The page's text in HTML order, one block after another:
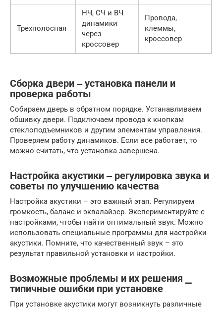
Трехполосная
НЧ, СЧ и ВЧ
динамики
через
кроссовер
Провода,
клеммы,
кроссовер
Сборка двери ‒ установка панели и
проверка работы
Собираем дверь в обратном порядке. Устанавливаем
обшивку двери. Подключаем провода к кнопкам
стеклоподъемников и другим элементам управления.
Проверяем работу динамиков. Если все работает, то
можно считать, что установка завершена.
Настройка акустики ‒ регулировка звука и
советы по улучшению качества
Настройка акустики – это важный этап. Регулируем
громкость, баланс и эквалайзер. Экспериментируйте с
настройками, чтобы найти оптимальный звук. Можно
использовать специальные программы для настройки
акустики. Помните, что качественный звук – это
результат правильной установки и настройки.
Возможные проблемы и их решения ⎯
типичные ошибки при установке
При установке акустики могут возникнуть различные